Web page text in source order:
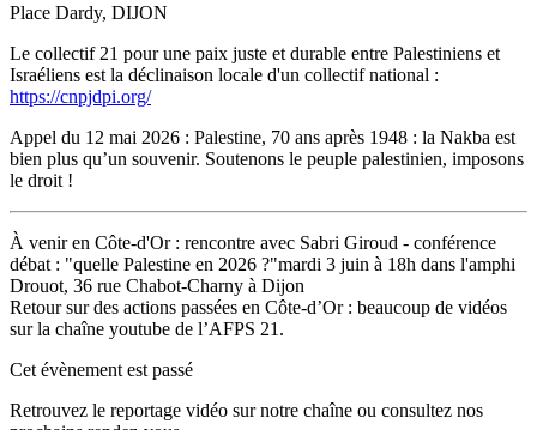
Place Dardy, DIJON
Le collectif 21 pour une paix juste et durable entre Palestiniens et
Israéliens est la déclinaison locale d'un collectif national :
https://cnpjdpi.org/
Appel du 12 mai 2026 : Palestine, 70 ans après 1948 : la Nakba est
bien plus qu’un souvenir. Soutenons le peuple palestinien, imposons
le droit !
À venir en Côte-d'Or : rencontre avec Sabri Giroud - conférence
débat : "quelle Palestine en 2026 ?"mardi 3 juin à 18h dans l'amphi
Drouot, 36 rue Chabot-Charny à Dijon
Retour sur des actions passées en Côte-d’Or : beaucoup de vidéos
sur la chaîne youtube de l’AFPS 21.
Cet évènement est passé
Retrouvez le reportage vidéo sur notre chaîne ou consultez nos